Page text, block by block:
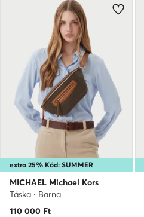
extra 25% Kód: SUMMER
MICHAEL Michael Kors
Táska · Barna
110 000 Ft